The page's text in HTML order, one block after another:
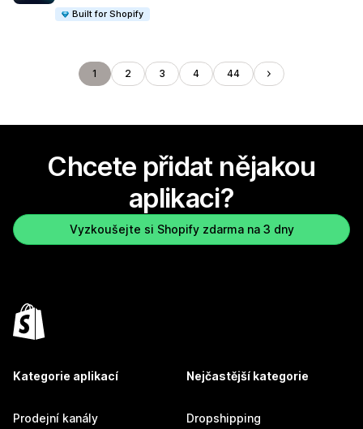
Built for Shopify
1 2 3 4 44
Chcete přidat nějakou
aplikaci?
Vyzkoušejte si Shopify zdarma na 3 dny
Kategorie aplikací
Prodejní kanály
Nejčastější kategorie
Dropshipping